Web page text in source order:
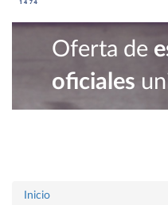
Oferta de
oficiales
Inicio